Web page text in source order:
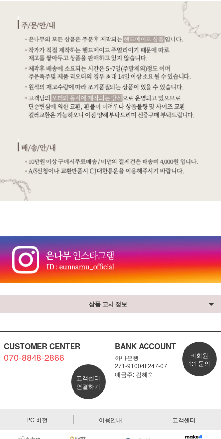
상품 고시 정보
CUSTOMER CENTER
070-8848-2866
고객센터
연결하기
BANK ACCOUNT
하나은행
271-910048247-07
예금주: 김혜숙
비회원
1:1 문의
PC 버전 이용안내 고객센터